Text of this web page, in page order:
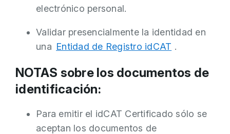
electrónico personal.
Validar presencialmente la identidad en
una Entidad de Registro idCAT .
NOTAS sobre los documentos de
identificación:
Para emitir el idCAT Certificado sólo se
aceptan los documentos de